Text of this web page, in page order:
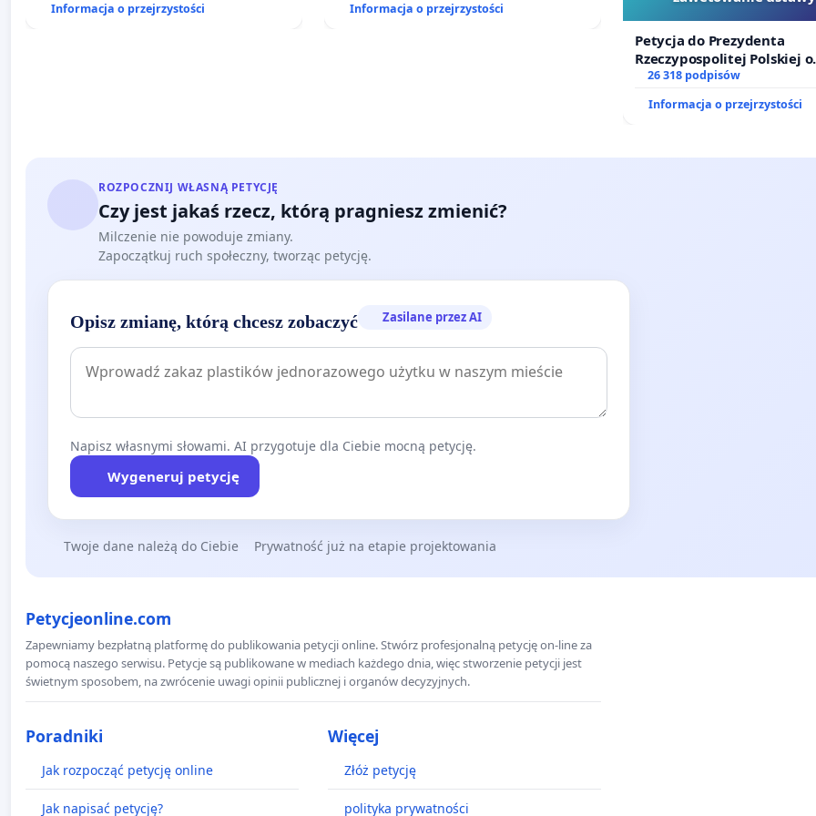
Informacja o przejrzystości
Informacja o przejrzystości
Petycja do Prezydenta
Rzeczypospolitej Polskiej o
zawetowanie ustawy „Lex
26 318 podpisów
Informacja o przejrzystości
ROZPOCZNIJ WŁASNĄ PETYCJĘ
Czy jest jakaś rzecz, którą pragniesz zmienić?
Milczenie nie powoduje zmiany.
Zapoczątkuj ruch społeczny, tworząc petycję.
Opisz zmianę, którą chcesz zobaczyć Zasilane przez AI
Napisz własnymi słowami. AI przygotuje dla Ciebie mocną petycję.
Wygeneruj petycję
Twoje dane należą do Ciebie Prywatność już na etapie projektowania
Petycjeonline.com
Zapewniamy bezpłatną platformę do publikowania petycji online. Stwórz profesjonalną petycję on-line za
pomocą naszego serwisu. Petycje są publikowane w mediach każdego dnia, więc stworzenie petycji jest
świetnym sposobem, na zwrócenie uwagi opinii publicznej i organów decyzyjnych.
Poradniki
Jak rozpocząć petycję online
Jak napisać petycję?
Więcej
Złóż petycję
polityka prywatności